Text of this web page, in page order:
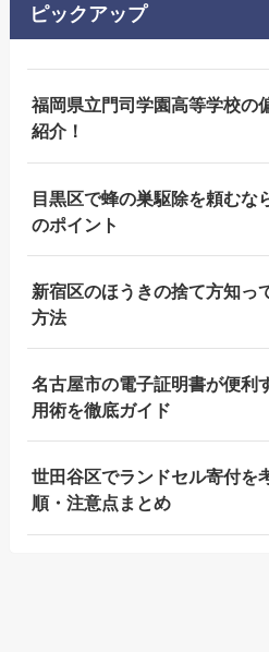
ピックアップ
福岡県立門司学園高等学校の
紹介！
目黒区で蜂の巣駆除を頼むな
のポイント
新宿区のほうきの捨て方知っ
方法
名古屋市の電子証明書が便利
用術を徹底ガイド
世田谷区でランドセル寄付を
順・注意点まとめ